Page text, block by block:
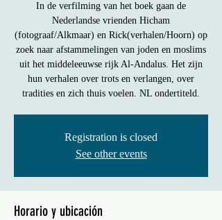
In de verfilming van het boek gaan de
Nederlandse vrienden Hicham
(fotograaf/Alkmaar) en Rick(verhalen/Hoorn) op
zoek naar afstammelingen van joden en moslims
uit het middeleeuwse rijk Al-Andalus. Het zijn
hun verhalen over trots en verlangen, over
tradities en zich thuis voelen. NL ondertiteld.
Registration is closed
See other events
Horario y ubicación